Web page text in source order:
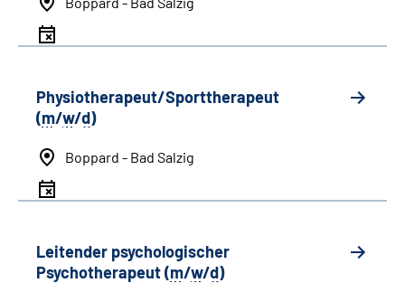
Physiotherapeut/Sporttherapeut
(m/w/d)
Boppard - Bad Salzig
Leitender psychologischer
Psychotherapeut (m/w/d)